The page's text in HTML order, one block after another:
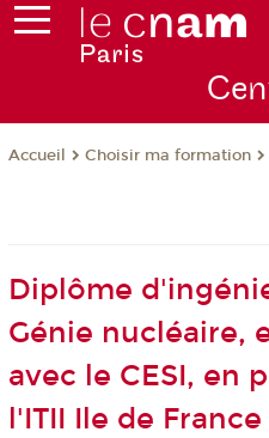
Accueil Choisir ma formation
Diplôme
Génie nucléaire,
avec le CESI, en
l'ITII Ile de